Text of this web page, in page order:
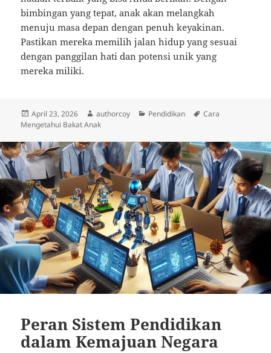
bimbingan yang tepat, anak akan melangkah
menuju masa depan dengan penuh keyakinan.
Pastikan mereka memilih jalan hidup yang sesuai
dengan panggilan hati dan potensi unik yang
mereka miliki.
Diposkan
pada
April 23, 2026 Penulis
authorcoy Kategori
Pendidikan Tag
Cara
Mengetahui Bakat Anak
Peran Sistem Pendidikan
dalam Kemajuan Negara